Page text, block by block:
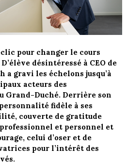
pour changer le cours
désintéressé à CEO de
a gravi les échelons jusqu’à
acteurs des
Grand-Duché. Derrière son
fidèle à ses
couverte de gratitude
et personnel et
celui d’oser et de
pour l’intérêt des